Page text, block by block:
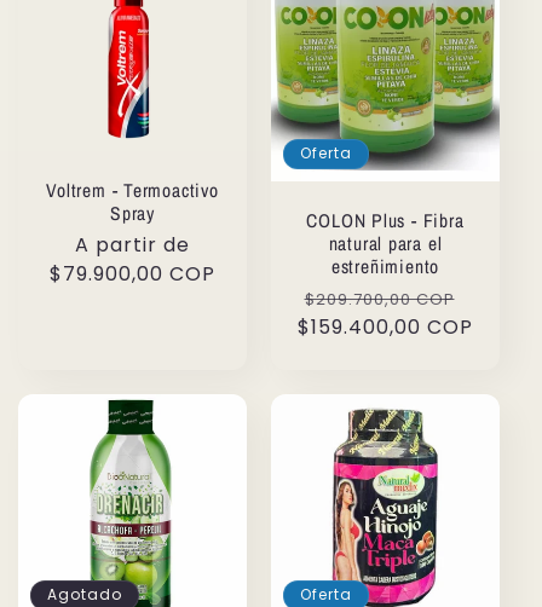
Voltrem - Termoactivo
Spray
Precio
habitual
A partir de
$79.900,00 COP
Oferta
COLON Plus - Fibra
natural para el
estreñimiento
Precio
habitual
$209.700,00 COP
de
$159.400,00 COP
Agotado Oferta